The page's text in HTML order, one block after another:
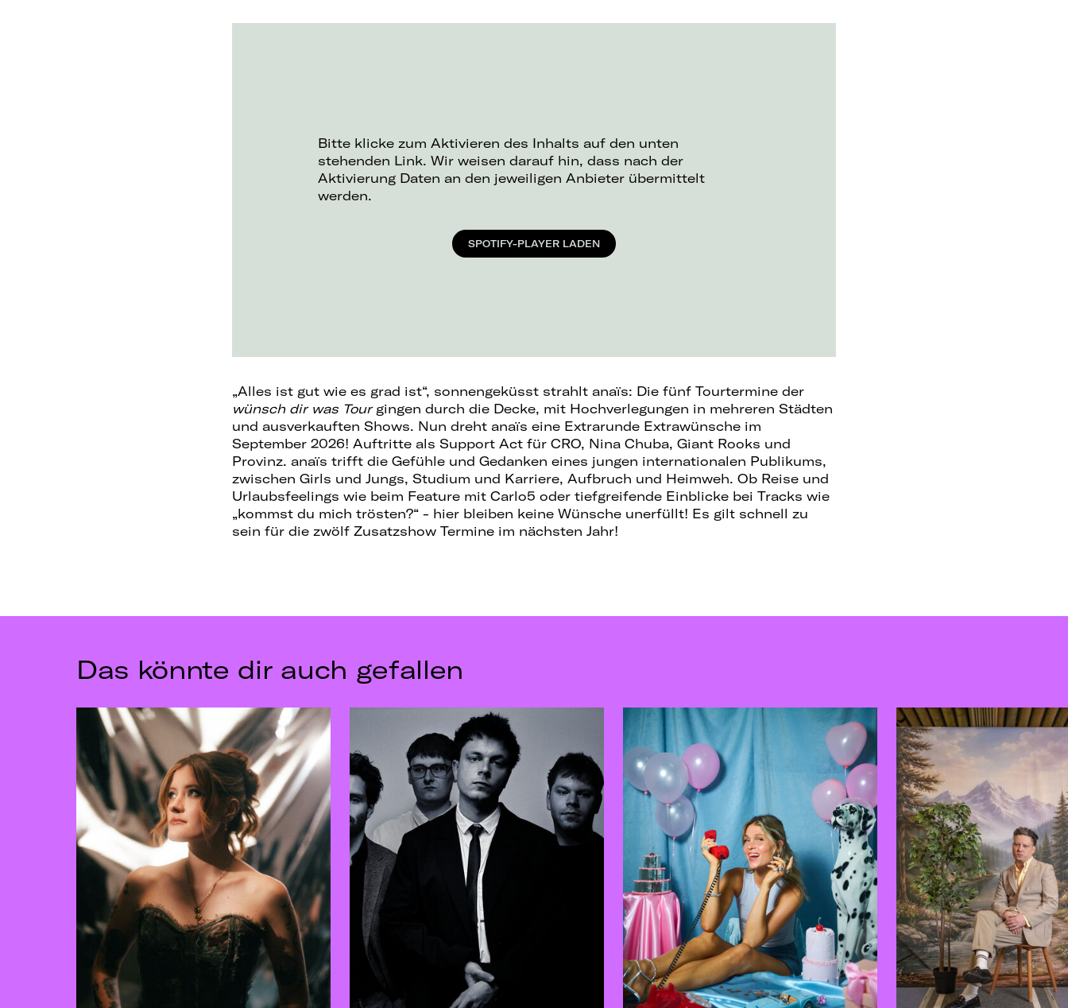
Bitte klicke zum Aktivieren des Inhalts auf den unten
stehenden Link. Wir weisen darauf hin, dass nach der
Aktivierung Daten an den jeweiligen Anbieter übermittelt
werden.
SPOTIFY-PLAYER LADEN
„Alles ist gut wie es grad ist“, sonnengeküsst strahlt anaïs: Die fünf Tourtermine der
wünsch dir was Tour gingen durch die Decke, mit Hochverlegungen in mehreren Städten
und ausverkauften Shows. Nun dreht anaïs eine Extrarunde Extrawünsche im
September 2026! Auftritte als Support Act für CRO, Nina Chuba, Giant Rooks und
Provinz. anaïs trifft die Gefühle und Gedanken eines jungen internationalen Publikums,
zwischen Girls und Jungs, Studium und Karriere, Aufbruch und Heimweh. Ob Reise und
Urlaubsfeelings wie beim Feature mit Carlo5 oder tiefgreifende Einblicke bei Tracks wie
„kommst du mich trösten?“ - hier bleiben keine Wünsche unerfüllt! Es gilt schnell zu
sein für die zwölf Zusatzshow Termine im nächsten Jahr!
Das könnte dir auch gefallen